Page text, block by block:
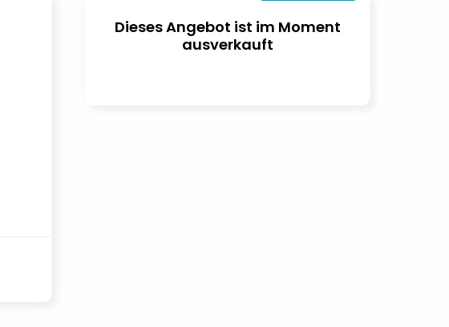
Dieses Angebot ist im Moment
ausverkauft